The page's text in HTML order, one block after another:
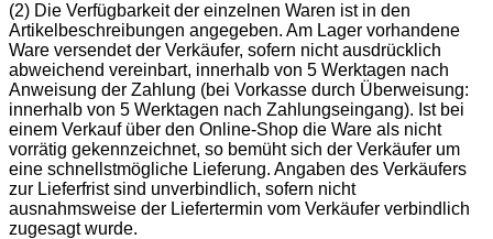
(2) Die Verfügbarkeit der einzelnen Waren ist in den
Artikelbeschreibungen angegeben. Am Lager vorhandene
Ware versendet der Verkäufer, sofern nicht ausdrücklich
abweichend vereinbart, innerhalb von 5 Werktagen nach
Anweisung der Zahlung (bei Vorkasse durch Überweisung:
innerhalb von 5 Werktagen nach Zahlungseingang). Ist bei
einem Verkauf über den Online-Shop die Ware als nicht
vorrätig gekennzeichnet, so bemüht sich der Verkäufer um
eine schnellstmögliche Lieferung. Angaben des Verkäufers
zur Lieferfrist sind unverbindlich, sofern nicht
ausnahmsweise der Liefertermin vom Verkäufer verbindlich
zugesagt wurde.